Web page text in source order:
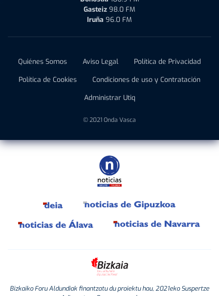
Gasteiz 98.0 FM
Iruña 96.0 FM
Quiénes Somos Aviso Legal
Política de Privacidad
Política de Cookies
Condiciones de uso y Contratación
Administrar Utiq
© 2021 Onda Vasca
Bizkaiko Foru Aldundiak finantzatu du proiektu hau, 2021eko Suspertze